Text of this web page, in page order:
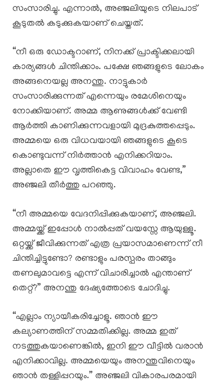
സംസാരിച്ചു. എന്നാൽ, അഞ്ജലിയുടെ നിലപാട്
കൂടുതൽ കടുക്കുകയാണ് ചെയ്തത്.
“നീ ഒരു ഡോക്ടറാണ്, നിനക്ക് പ്രാക്ടിക്കലായി
കാര്യങ്ങൾ ചിന്തിക്കാം. പക്ഷേ ഞങ്ങളുടെ ലോകം
അങ്ങനെയല്ല അനന്തു. നാട്ടുകാർ
സംസാരിക്കുന്നത് എന്നെയും രമേശിനെയും
നോക്കിയാണ്. അമ്മ ആണുങ്ങൾക്ക് വേണ്ടി
ആർത്തി കാണിക്കുന്നവളായി മുദ്രകുത്തപ്പെടും.
അമ്മയെ ഒരു വിധവയായി ഞങ്ങളുടെ കൂടെ
കൊണ്ടുവന്ന് നിർത്താൻ എനിക്കറിയാം.
അല്ലാതെ ഈ വൃത്തികെട്ട വിവാഹം വേണ്ട,”
അഞ്ജലി തീർത്തു പറഞ്ഞു.
“നീ അമ്മയെ വേദനിപ്പിക്കുകയാണ്, അഞ്ജലി.
അമ്മയ്ക്ക് ഇപ്പോൾ നാൽപ്പത് വയസ്സേ ആയുള്ളൂ.
ഒറ്റയ്ക്ക് ജീവിക്കുന്നത് എത്ര പ്രയാസമാണെന്ന് നീ
ചിന്തിച്ചിട്ടുണ്ടോ? രണ്ടാളും പരസ്പരം താങ്ങും
തണലുമാവട്ടെ എന്ന് വിചാരിച്ചാൽ എന്താണ്
തെറ്റ്?” അനന്തു ദേഷ്യത്തോടെ ചോദിച്ചു.
“എല്ലാം ന്യായീകരിച്ചോളൂ. ഞാൻ ഈ
കല്യാണത്തിന് സമ്മതിക്കില്ല. അമ്മ ഇത്
നടത്തുകയാണെങ്കിൽ, ഇനി ഈ വീട്ടിൽ വരാൻ
എനിക്കാവില്ല. അമ്മയെയും അനന്തുവിനെയും
ഞാൻ തള്ളിപ്പറയും.” അഞ്ജലി വികാരപരമായി